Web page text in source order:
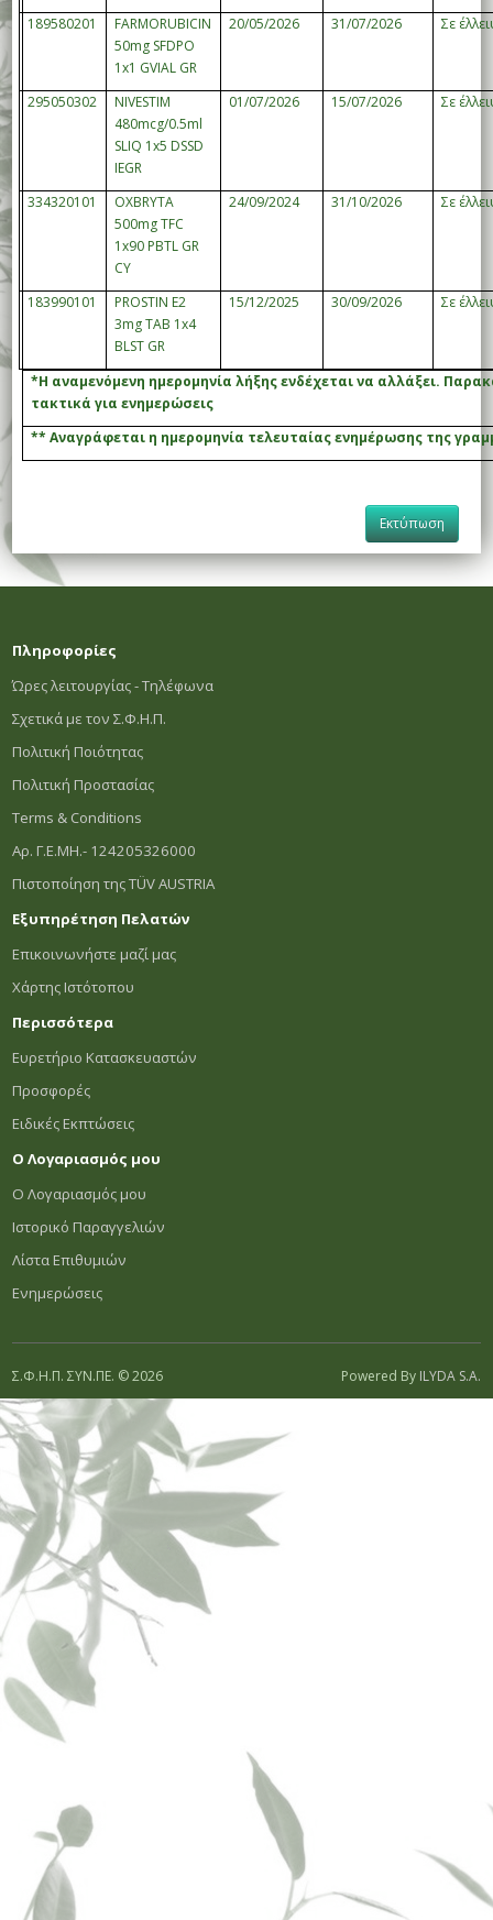
189580201
FARMORUBICIN
50mg SFDPO
1x1 GVIAL GR
20/05/2026 31/07/2026 Σε
295050302
NIVESTIM
480mcg/0.5ml
SLIQ 1x5 DSSD
IEGR
01/07/2026 15/07/2026 Σε
334320101
OXBRYTA
500mg TFC
1x90 PBTL GR
CY
24/09/2024 31/10/2026 Σε
183990101
PROSTIN E2
3mg TAB 1x4
BLST GR
15/12/2025 30/09/2026 Σε
*Η αναμενόμενη ημερομηνία λήξης ενδέχεται να αλλάξει.
τακτικά για ενημερώσεις
** Αναγράφεται η ημερομηνία τελευταίας ενημέρωσης της
Εκτύπωση
Πληροφορίες
Ώρες λειτουργίας - Τηλέφωνα
Σχετικά με τον Σ.Φ.Η.Π.
Πολιτική Ποιότητας
Πολιτική Προστασίας
Terms & Conditions
Αρ. Γ.Ε.ΜΗ.- 124205326000
Πιστοποίηση της TÜV AUSTRIA
Εξυπηρέτηση Πελατών
Επικοινωνήστε μαζί μας
Χάρτης Ιστότοπου
Περισσότερα
Ευρετήριο Κατασκευαστών
Προσφορές
Ειδικές Εκπτώσεις
Ο Λογαριασμός μου
Ο Λογαριασμός μου
Ιστορικό Παραγγελιών
Λίστα Επιθυμιών
Ενημερώσεις
Powered By ILYDA S.A.
Σ.Φ.Η.Π. ΣΥΝ.ΠΕ. © 2026